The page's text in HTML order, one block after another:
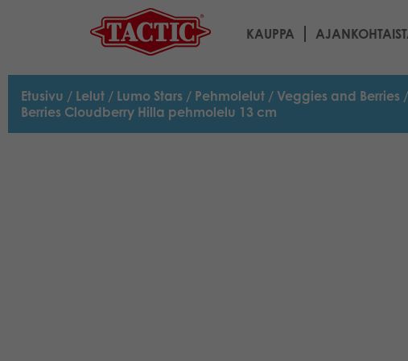
KAUPPA
Etusivu / Lelut / Lumo Stars / Pehmolelut / Veggies and Berries
Berries Cloudberry Hilla pehmolelu 13 cm